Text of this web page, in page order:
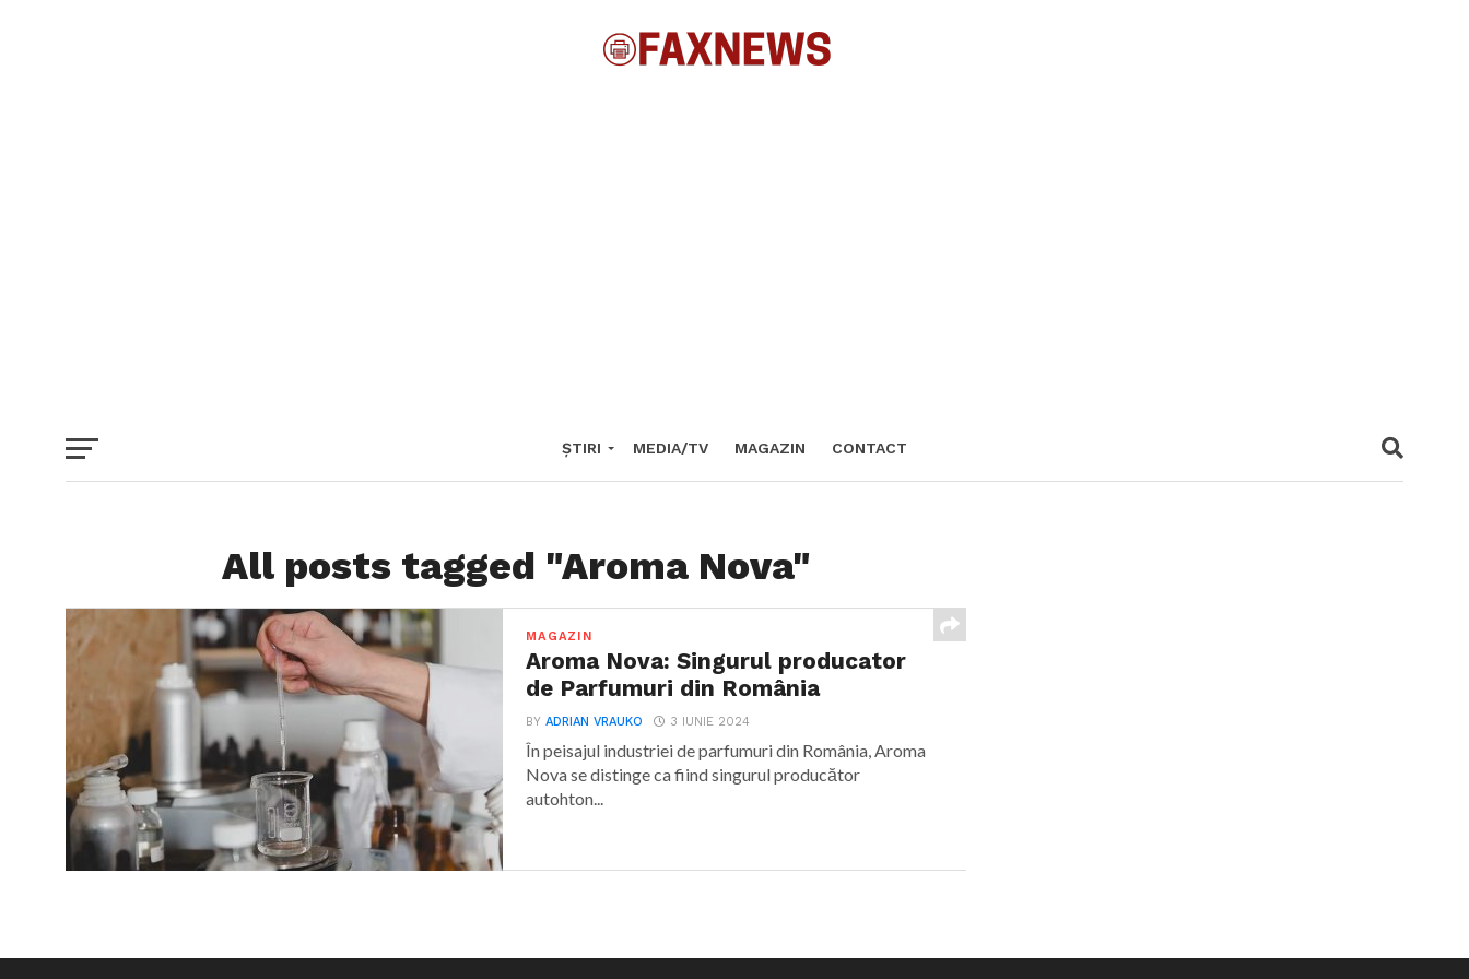
ȘTIRI MEDIA/TV MAGAZIN CONTACT
All posts tagged "Aroma Nova"
MAGAZIN
Aroma Nova: Singurul producator
de Parfumuri din România
BYADRIAN VRAUKO 3 IUNIE 2024
În peisajul industriei de parfumuri din România, Aroma
Nova se distinge ca fiind singurul producător
autohton...